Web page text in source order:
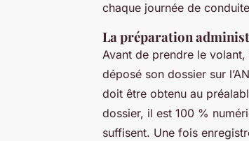
chaque journée de
La préparation
Avant de prendre le
déposé son dossier sur
doit être obtenu au
dossier, il est 100 %
suffisent. Une fois